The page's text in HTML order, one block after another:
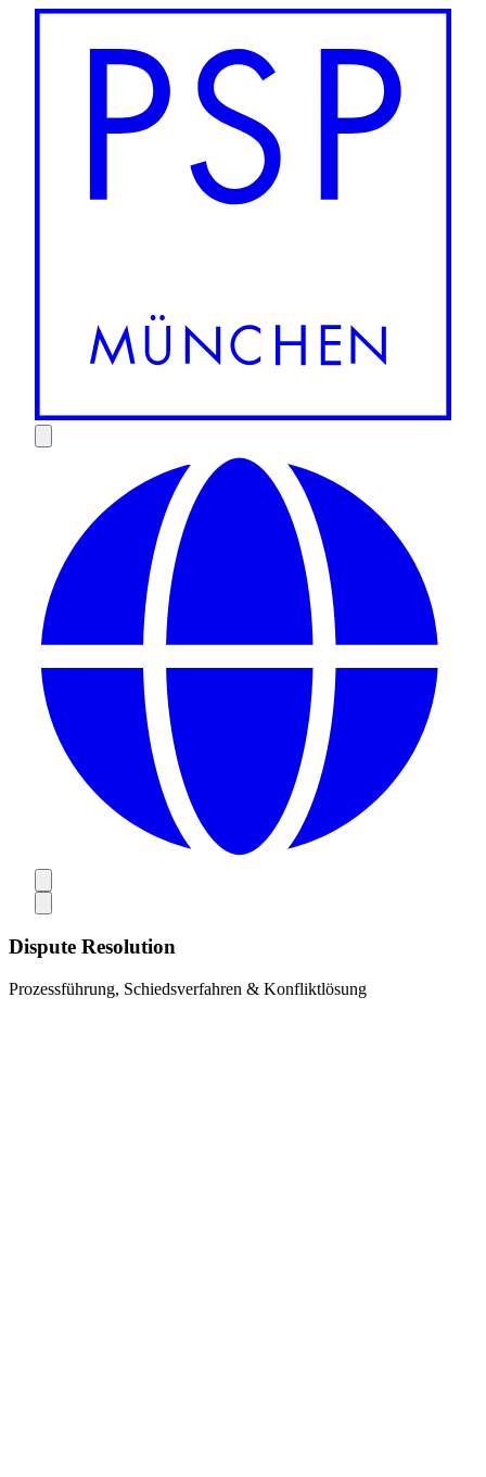
Dispute Resolution
Prozessführung, Schiedsverfahren & Konfliktlösung